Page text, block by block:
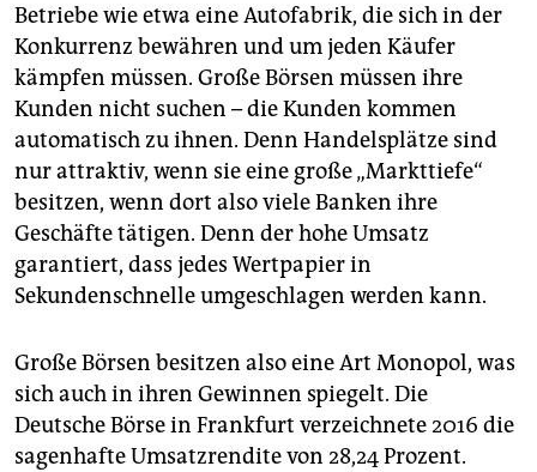
Betriebe wie etwa eine Autofabrik, die sich in der
Konkurrenz bewähren und um jeden Käufer
kämpfen müssen. Große Börsen müssen ihre
Kunden nicht suchen – die Kunden kommen
automatisch zu ihnen. Denn Handelsplätze sind
nur attraktiv, wenn sie eine große „Markttiefe“
besitzen, wenn dort also viele Banken ihre
Geschäfte tätigen. Denn der hohe Umsatz
garantiert, dass jedes Wertpapier in
Sekundenschnelle umgeschlagen werden kann.
Große Börsen besitzen also eine Art Monopol, was
sich auch in ihren Gewinnen spiegelt. Die
Deutsche Börse in Frankfurt verzeichnete 2016 die
sagenhafte Umsatzrendite von 28,24 Prozent.